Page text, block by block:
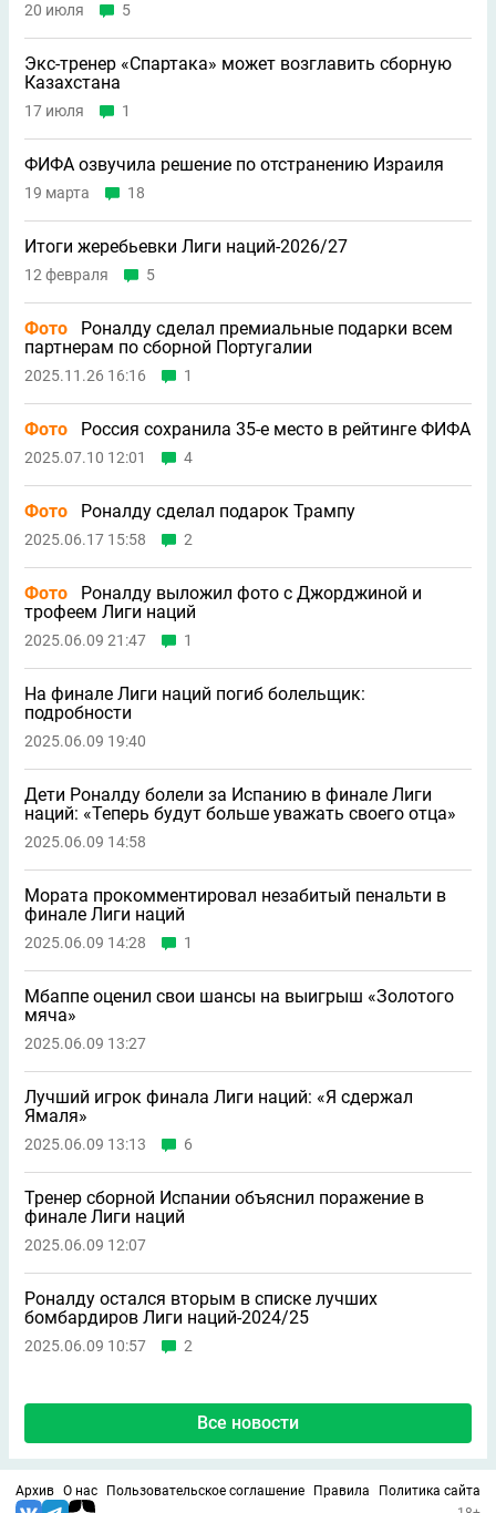
20 июля 5
Экс-тренер «Спартака» может возглавить сборную
Казахстана
17 июля 1
ФИФА озвучила решение по отстранению Израиля
19 марта 18
Итоги жеребьевки Лиги наций-2026/27
12 февраля 5
Фото
Роналду сделал премиальные подарки всем
партнерам по сборной Португалии
2025.11.26 16:16 1
Фото Россия сохранила 35-е место в рейтинге ФИФА
2025.07.10 12:01 4
Фото Роналду сделал подарок Трампу
2025.06.17 15:58 2
Фото
Роналду выложил фото с Джорджиной и
трофеем Лиги наций
2025.06.09 21:47 1
На финале Лиги наций погиб болельщик:
подробности
2025.06.09 19:40
Дети Роналду болели за Испанию в финале Лиги
наций: «Теперь будут больше уважать своего отца»
2025.06.09 14:58
Мората прокомментировал незабитый пенальти в
финале Лиги наций
2025.06.09 14:28 1
Мбаппе оценил свои шансы на выигрыш «Золотого
мяча»
2025.06.09 13:27
Лучший игрок финала Лиги наций: «Я сдержал
Ямаля»
2025.06.09 13:13 6
Тренер сборной Испании объяснил поражение в
финале Лиги наций
2025.06.09 12:07
Роналду остался вторым в списке лучших
бомбардиров Лиги наций-2024/25
2025.06.09 10:57 2
Все новости
Архив О нас Пользовательское соглашение Правила
Политика сайта